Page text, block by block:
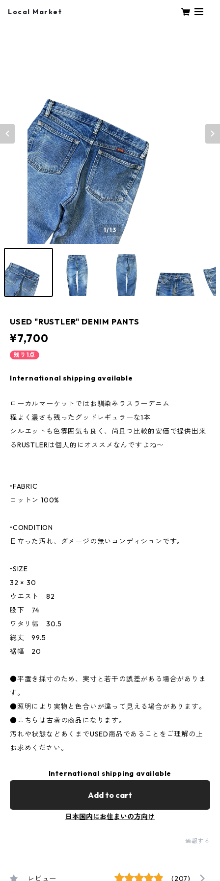
Local Market
1/13
USED "RUSTLER" DENIM PANTS
¥7,700
残り1点
International shipping available
ローカルマーケットではお馴染みラスラーデニム
程よく濃さも残ったグッドレギュラーな1本
シルエットも色雰囲気も良く、尚且つ比較的安価で提供出来
るRUSTLERは個人的にオススメなんですよね〜
•FABRIC
コットン 100%
•CONDITION
目立った汚れ、ダメージの無いコンディションです。
•SIZE
32 × 30
ウエスト 82
股下 74
ワタリ幅 30.5
総丈 99.5
裾幅 20
●平置き採寸のため、実寸と若干の誤差がある場合がありま
す。
●照明により実物と色合いが違って見える場合があります。
●こちらは古着の商品になります。
汚れや状態などあくまでUSED商品であることをご理解の上
お求めください。
International shipping available
Add to cart
日本国内にお住まいの方向け
通報する
レビュー (207)